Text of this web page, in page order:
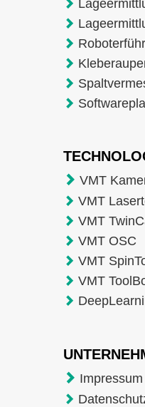
VMT
VMT
VMT
VMT OSC
VMT
VMT
Impressum